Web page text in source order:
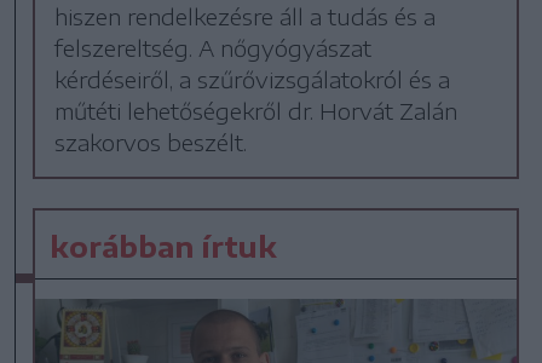
hiszen rendelkezésre áll a tudás és a
felszereltség. A nőgyógyászat
kérdéseiről, a szűrővizsgálatokról és a
műtéti lehetőségekről dr. Horvát Zalán
szakorvos beszélt.
korábban írtuk